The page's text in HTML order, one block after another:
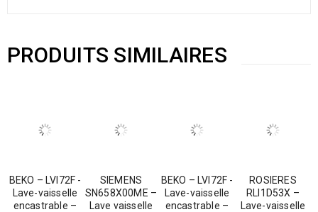
PRODUITS SIMILAIRES
BEKO – LVI72F -
Lave-vaisselle
encastrable –
SIEMENS
SN658X00ME –
Lave vaisselle
BEKO – LVI72F -
Lave-vaisselle
encastrable –
ROSIERES
RLI1D53X –
Lave-vaisselle